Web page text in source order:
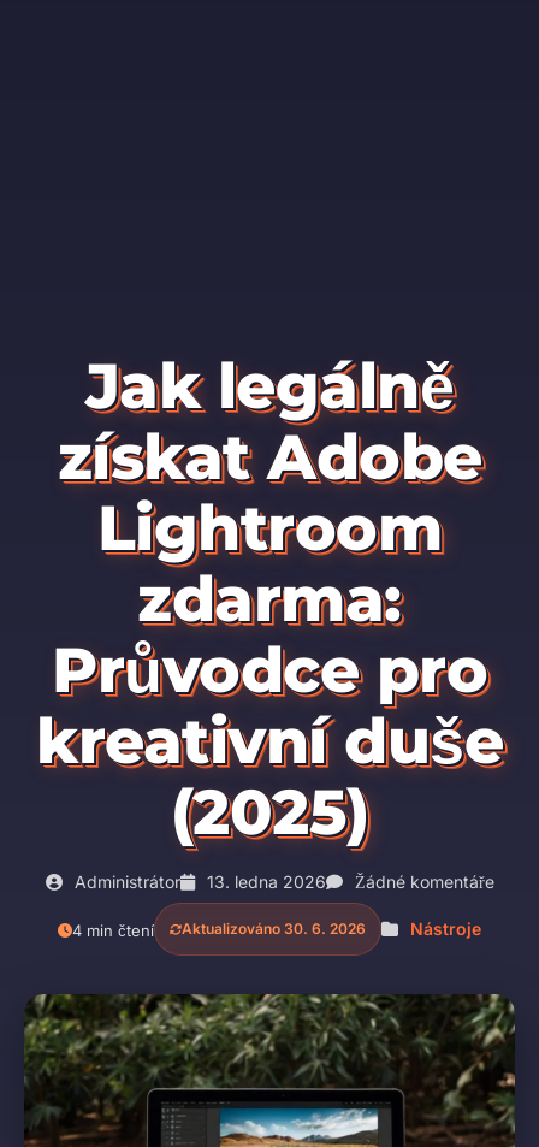
Jak legálně
získat Adobe
Lightroom
zdarma:
Průvodce pro
kreativní duše
(2025)
Administrátor 13. ledna 2026 Žádné komentáře
4 min čtení Aktualizováno 30. 6. 2026 Nástroje